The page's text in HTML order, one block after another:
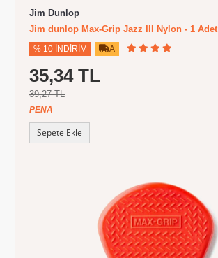
Jim Dunlop
Jim dunlop Max-Grip Jazz III Nylon - 1 Adet
% 10 İNDIRIM A
35,34 TL
39,27 TL
PENA
Sepete Ekle